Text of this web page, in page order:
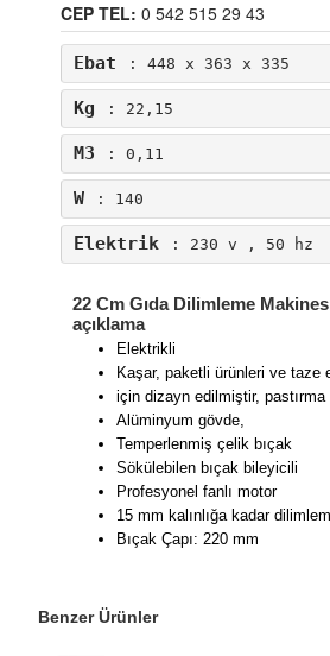
CEP TEL: 0 542 515 29 43
Ebat : 448 x 363 x 335
Kg : 22,15
M3 : 0,11
W : 140
Elektrik : 230 v , 50 hz
22 Cm Gıda Dilimleme
açıklama
Elektrikli
Kaşar, paketli ürünleri ve taze
için dizayn edilmiştir, pastırma
Alüminyum gövde,
Temperlenmiş çelik bıçak
Sökülebilen bıçak bileyicili
Profesyonel fanlı motor
15 mm kalınlığa kadar
Bıçak Çapı: 220 mm
Benzer Ürünler